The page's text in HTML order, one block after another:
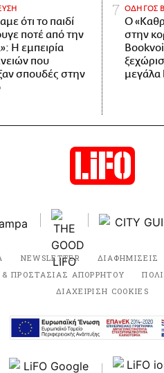
ότι το παιδί
ποτέ από την
Η εμπειρία
που
σπουδές στην
ΟΔΗΓΟΣ
Ο
στην
μεγάλα
NEWSLETTER ΔΙΑΦΗΜΙΣΕΙΣ
ΠΡΟΣΤΑΣΙΑΣ ΑΠΟΡΡΗΤΟΥ
ΔΙΑΧΕΙΡΙΣΗ COOKIES